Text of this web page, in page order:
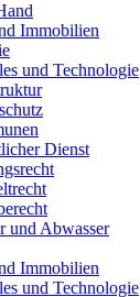
Immobilien
und Technologie
Dienst
und Abwasser
Immobilien
und Technologie